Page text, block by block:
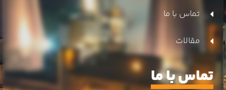
تماس با ما
مقالات
تماس با ما